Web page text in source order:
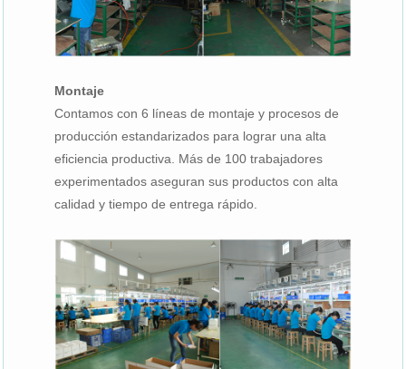
Montaje
Contamos con 6 líneas de montaje y procesos de
producción estandarizados para lograr una alta
eficiencia productiva. Más de 100 trabajadores
experimentados aseguran sus productos con alta
calidad y tiempo de entrega rápido.